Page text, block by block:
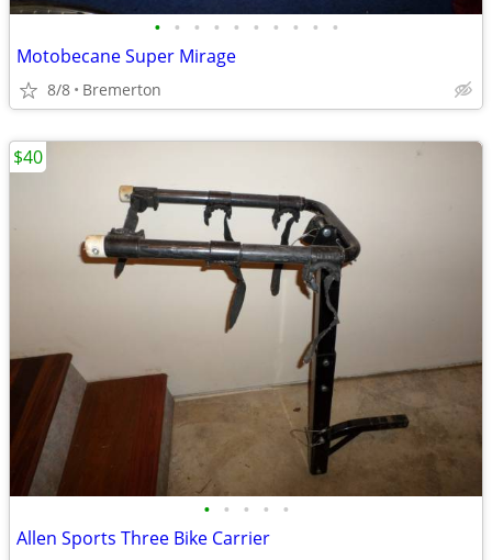
• • • • • • • • • •
Motobecane Super Mirage
8/8 Bremerton
• • • • •
Allen Sports Three Bike Carrier
$40